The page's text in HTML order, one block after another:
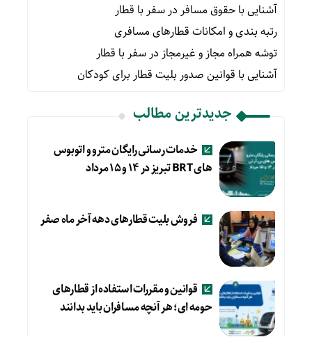
آشنایی با حقوق مسافر در سفر با قطار
رتبه بندی و امکانات قطارهای مسافری
توشه همراه مجاز و غیرمجاز در سفر با قطار
آشنایی با قوانین صدور بلیت قطار برای کودکان
جدیدترین مطالب
خدمات رسانی رایگان مترو و اتوبوس
های BRT تبریز در ۱۴ و ۱۵ مرداد
فروش بلیت قطارهای دهه آخر ماه صفر
قوانین و مقررات استفاده از قطارهای
حومه ای؛ هر آنچه مسافران باید بدانند